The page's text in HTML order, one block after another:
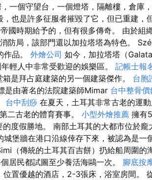
一個守望台，一個燈塔，隔離樓，倉庫
也是許多征服者摧毀了它，但已重建，
國時期給予的，但有很多傳奇。 由於組
防局，該部門還以加拉塔塔為特色。
品。 外燴公司 如今，加拉塔塔（
輕人中非常受歡迎的娛樂區。 記帳士報
是拜占庭建築的另一個建築傑作。 台胞
是由著名的法院建築師Mimar 台中整骨價
台中刮痧 在夏天，土耳其非常古老的運
二古老的體育賽事。 小型外燴推薦 擁有
度假勝地。 南部土耳其的大都市位於龐
堡牆在港口沿線倖存下來，被認為是一
（傳統的土耳其百吉餅）扔給船周圍的
居民都試圖至少養活海鷗一次。 腳底按
置優越的酒店，2-3張床，浴室房間。